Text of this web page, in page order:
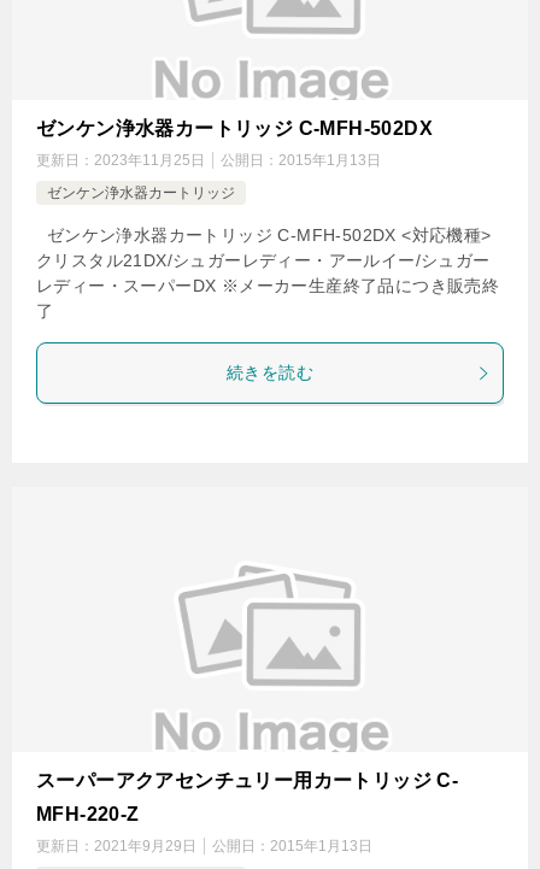
ゼンケン浄水器カートリッジ C-MFH-502DX
更新日： 2023年11月25日 公開日： 2015年1月13日
ゼンケン浄水器カートリッジ
ゼンケン浄水器カートリッジ C-MFH-502DX <対応機種>
クリスタル21DX/シュガーレディー・アールイー/シュガー
レディー・スーパーDX ※メーカー生産終了品につき販売終
了
続きを読む
スーパーアクアセンチュリー用カートリッジ C-
MFH-220-Z
更新日： 2021年9月29日 公開日： 2015年1月13日